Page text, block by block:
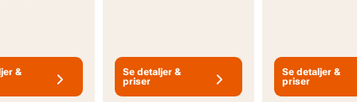
&
Se detaljer &
priser
Se detaljer &
priser